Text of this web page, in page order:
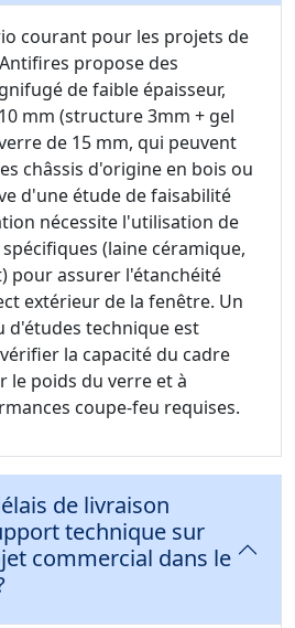
courant pour les projets de
propose des
de faible épaisseur,
mm (structure 3mm + gel
de 15 mm, qui peuvent
châssis d'origine en bois ou
d'une étude de faisabilité
nécessite l'utilisation de
(laine céramique,
pour assurer l'étanchéité
extérieur de la fenêtre. Un
d'études technique est
la capacité du cadre
le poids du verre et à
coupe-feu requises.
de livraison
technique sur
commercial dans le